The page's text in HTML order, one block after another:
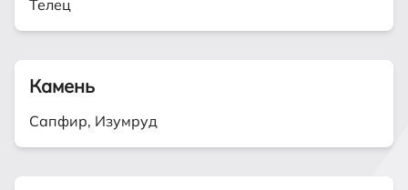
Телец
Камень
Сапфир, Изумруд